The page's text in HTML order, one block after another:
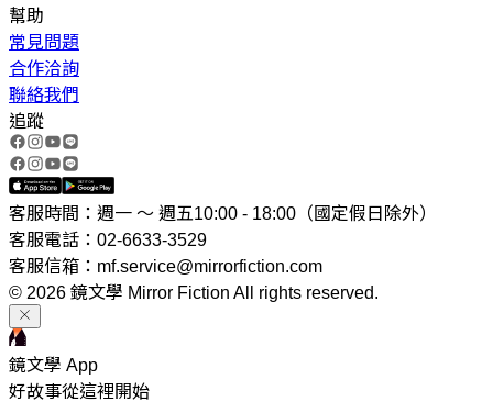
幫助
常見問題
合作洽詢
聯絡我們
追蹤
客服時間：週一 ～ 週五10:00 - 18:00（國定假日除外）
客服電話：02-6633-3529
客服信箱：mf.service@mirrorfiction.com
© 2026 鏡文學 Mirror Fiction All rights reserved.
鏡文學 App
好故事從這裡開始